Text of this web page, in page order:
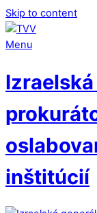
Skip to content
Menu
inštitúcií